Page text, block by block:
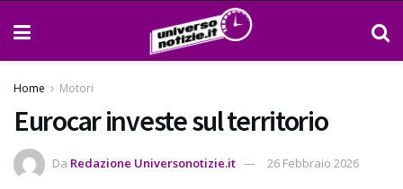
Home Motori
Eurocar investe sul territorio
Da Redazione Universonotizie.it 26 Febbraio 2026